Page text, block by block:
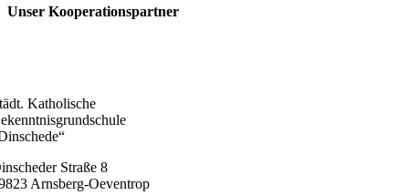
Unser Kooperationspartner
Katholische
Straße 8
Arnsberg-Oeventrop